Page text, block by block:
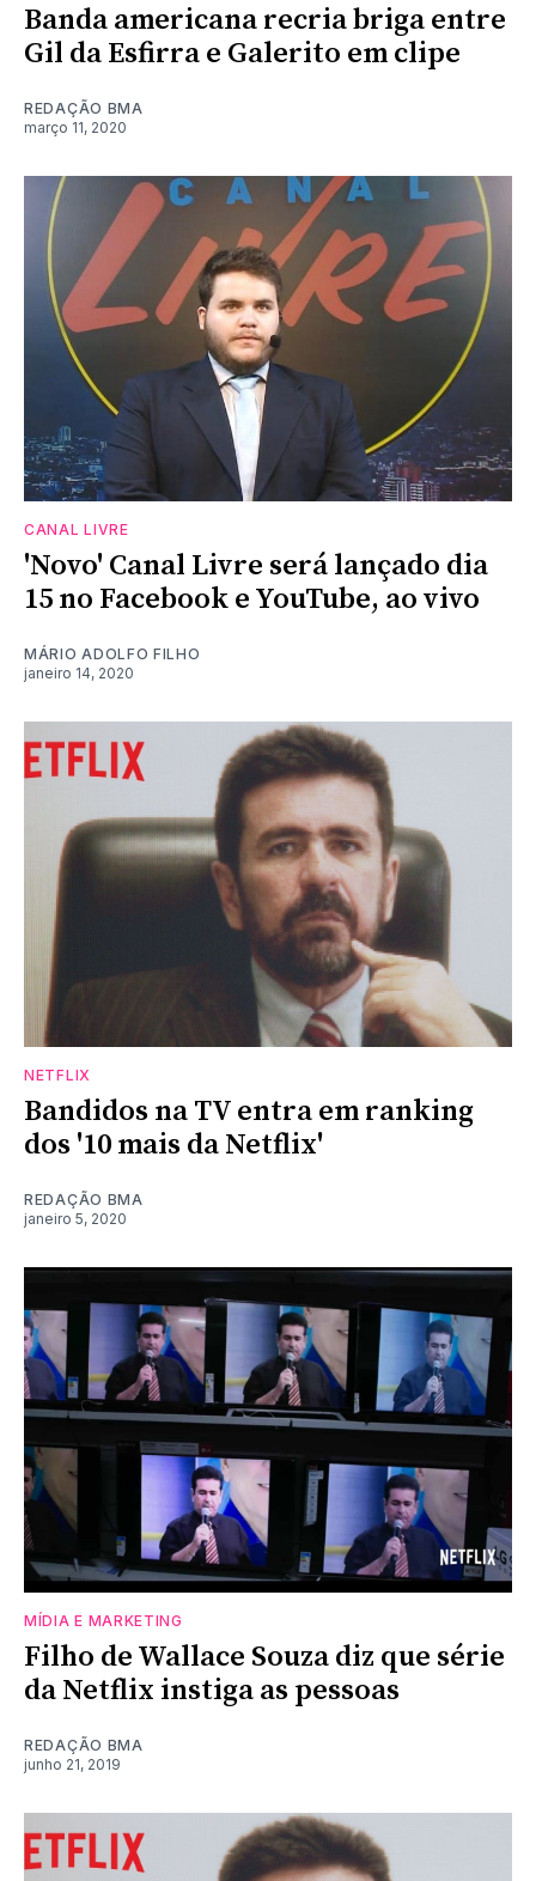
Banda americana recria briga entre
Gil da Esfirra e Galerito em clipe
REDAÇÃO BMA
março 11, 2020
CANAL LIVRE
'Novo' Canal Livre será lançado dia
15 no Facebook e YouTube, ao vivo
MÁRIO ADOLFO FILHO
janeiro 14, 2020
NETFLIX
Bandidos na TV entra em ranking
dos '10 mais da Netflix'
REDAÇÃO BMA
janeiro 5, 2020
MÍDIA E MARKETING
Filho de Wallace Souza diz que série
da Netflix instiga as pessoas
REDAÇÃO BMA
junho 21, 2019